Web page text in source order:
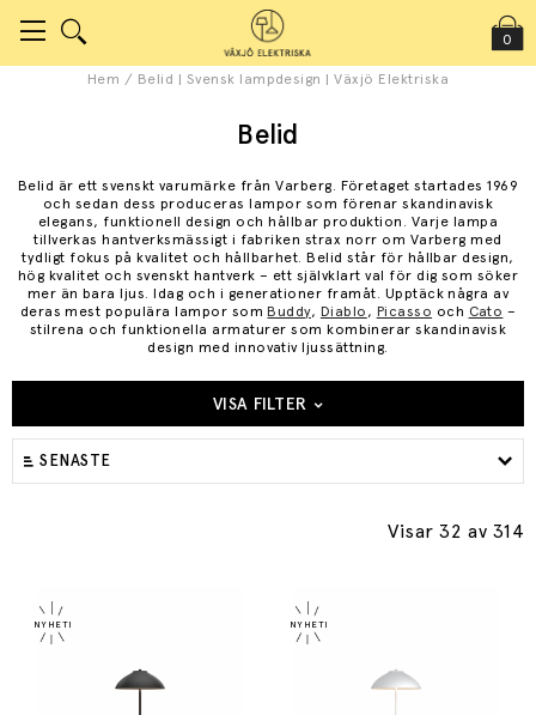
0
Hem / Belid | Svensk lampdesign | Växjö Elektriska
Belid
Belid är ett svenskt varumärke från Varberg. Företaget startades 1969
och sedan dess produceras lampor som förenar skandinavisk
elegans, funktionell design och hållbar produktion. Varje lampa
tillverkas hantverksmässigt i fabriken strax norr om Varberg med
tydligt fokus på kvalitet och hållbarhet. Belid står för hållbar design,
hög kvalitet och svenskt hantverk – ett självklart val för dig som söker
mer än bara ljus. Idag och i generationer framåt. Upptäck några av
deras mest populära lampor somBuddy, Diablo , Picasso och Cato –
stilrena och funktionella armaturer som kombinerar skandinavisk
design med innovativ ljussättning.
VISA FILTER
SENASTE
Visar 32 av 314